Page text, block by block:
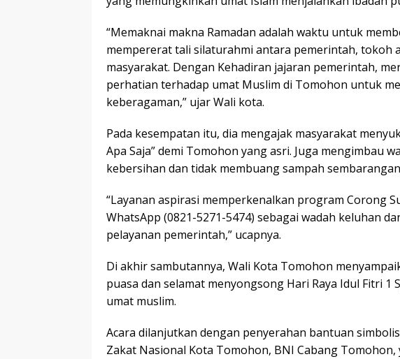
“Memaknai ​makna Ramadan adalah waktu untuk
mempererat tali silaturahmi antara pemerintah, tokoh
masyarakat. Dengan Kehadiran jajaran pemerintah,
perhatian terhadap umat Muslim di Tomohon untuk
keberagaman,” ujar Wali kota.
Pada kesempatan itu, dia mengajak masyarakat
Apa Saja” demi Tomohon yang asri. ​Juga mengimbau
kebersihan dan tidak membuang sampah
“​Layanan aspirasi memperkenalkan program Corong
WhatsApp (0821-5271-5474) sebagai wadah keluhan
pelayanan pemerintah,” ucapnya.
Di akhir sambutannya, Wali Kota Tomohon
puasa dan selamat menyongsong Hari Raya Idul Fitri 1
umat muslim.
Acara dilanjutkan dengan penyerahan bantuan
Zakat Nasional Kota Tomohon, BNI Cabang